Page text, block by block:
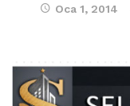
Oca 1, 2014